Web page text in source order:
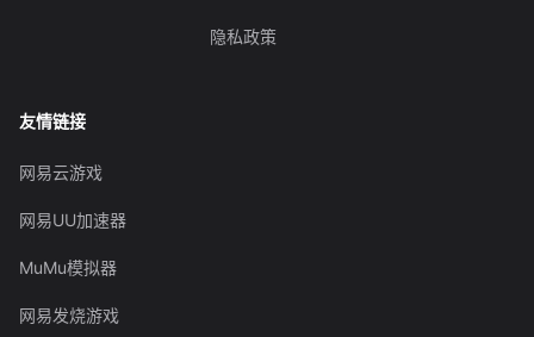
隐私政策
友情链接
网易云游戏
网易UU加速器
MuMu模拟器
网易发烧游戏